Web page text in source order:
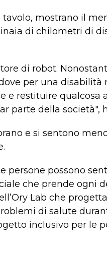
mostrano il
di chilometri di
di robot.
per una disabilità
e restituire
parte della società",
e si sentono
persone possono
che prende ogni
Lab che
di salute
inclusivo per le